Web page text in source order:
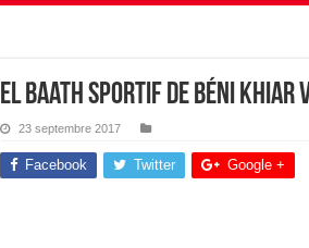
El Baath Sportif de Béni Khiar
23 septembre 2017
Facebook Twitter Google +